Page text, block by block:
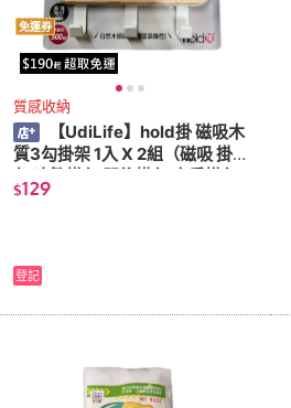
免運券
質感收納
【UdiLife】hold掛 磁吸木
質3勾掛架 1入 X 2組（磁吸 掛
勾 冰箱掛勾 門後掛勾 廚房掛勾
文具掛勾）
$129
登記